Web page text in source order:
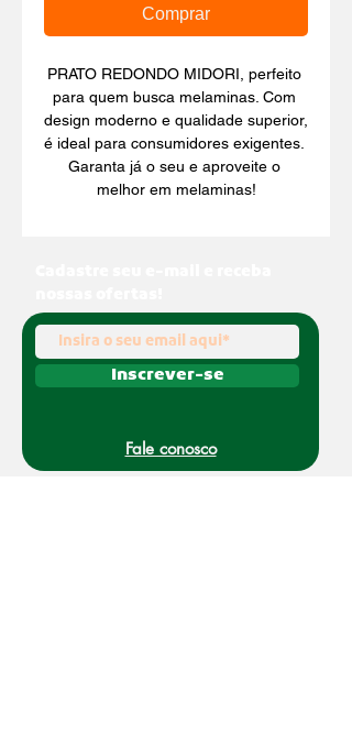
Comprar
PRATO REDONDO MIDORI, perfeito
para quem busca melaminas. Com
design moderno e qualidade superior,
é ideal para consumidores exigentes.
Garanta já o seu e aproveite o
melhor em melaminas!
Inscrever-se
Fale conosco